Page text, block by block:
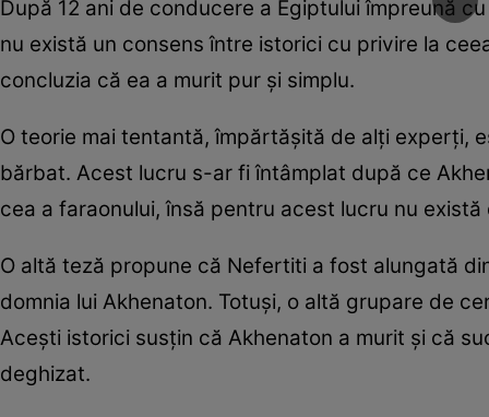
După 12 ani de conducere a Egiptului împreună
nu există un consens între istorici cu privire la
concluzia că ea a murit pur şi simplu.
O teorie mai tentantă, împărtăşită de alţi experţi,
bărbat. Acest lucru s-ar fi întâmplat după ce
cea a faraonului, însă pentru acest lucru nu există
O altă teză propune că Nefertiti a fost alungată
domnia lui Akhenaton. Totuşi, o altă grupare de
Aceşti istorici susţin că Akhenaton a murit şi că
deghizat.